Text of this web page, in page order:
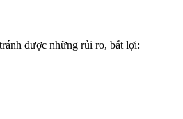
được những rủi ro, bất lợi: